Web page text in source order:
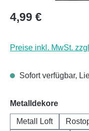
Regulärer Preis:
4,99 €
Preise inkl. MwSt.
Sofort verfügbar,
Metalldekore
Metall Loft